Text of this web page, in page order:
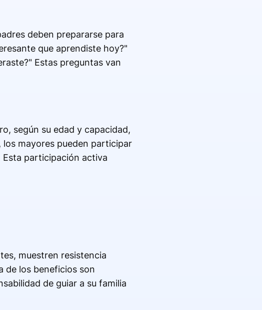
deben prepararse para
que aprendiste hoy?"
Estas preguntas van
según su edad y capacidad,
mayores pueden participar
participación activa
muestren resistencia
de los beneficios son
de guiar a su familia